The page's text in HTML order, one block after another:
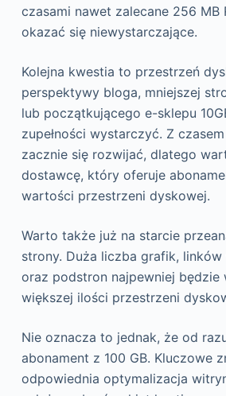
czasami nawet zalecane 256 MB
okazać się niewystarczające.
Kolejna kwestia to przestrzeń
perspektywy bloga, mniejszej
lub początkującego e-sklepu
zupełności wystarczyć. Z
zacznie się rozwijać, dlatego
dostawcę, który oferuje
wartości przestrzeni dyskowej.
Warto także już na starcie
strony. Duża liczba grafik,
oraz podstron najpewniej będzie
większej ilości przestrzeni
Nie oznacza to jednak, że od
abonament z 100 GB. Kluczowe
odpowiednia optymalizacja